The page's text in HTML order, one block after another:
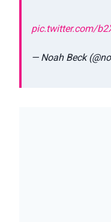
pic.twitter.com/
— Noah Beck